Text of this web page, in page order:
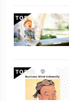
TOP
TOP